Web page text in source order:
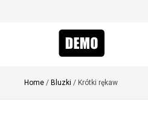
Home / Bluzki / Krótki rękaw